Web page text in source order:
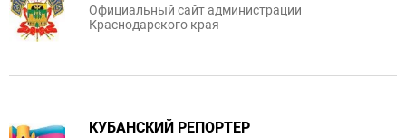
Официальный сайт администрации
Краснодарского края
КУБАНСКИЙ РЕПОРТЕР